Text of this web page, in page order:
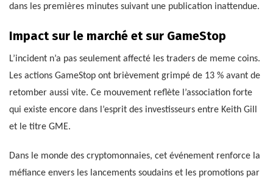
dans les premières minutes suivant une publication inattendue.
Impact sur le marché et sur GameStop
L’incident n’a pas seulement affecté les traders de meme coins.
Les actions GameStop ont brièvement grimpé de 13 % avant de
retomber aussi vite. Ce mouvement reflète l’association forte
qui existe encore dans l’esprit des investisseurs entre Keith Gill
et le titre GME.
Dans le monde des cryptomonnaies, cet événement renforce la
méfiance envers les lancements soudains et les promotions par